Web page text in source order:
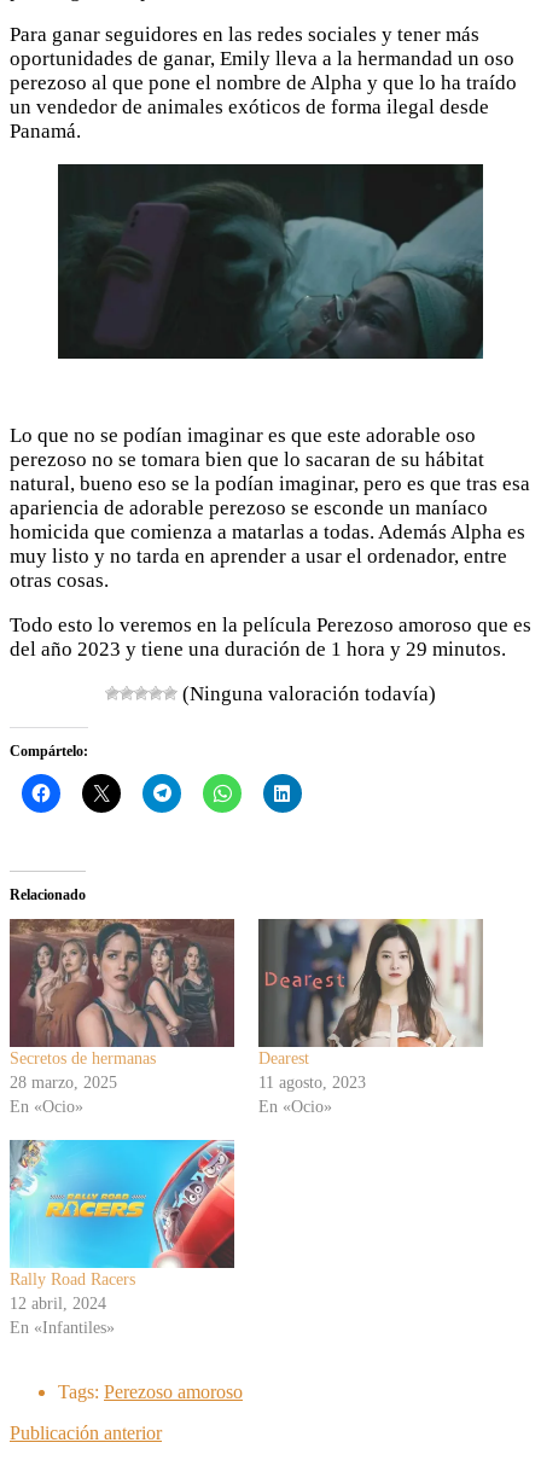
Para ganar seguidores en las redes sociales y tener más
oportunidades de ganar, Emily lleva a la hermandad un oso
perezoso al que pone el nombre de Alpha y que lo ha traído
un vendedor de animales exóticos de forma ilegal desde
Panamá.
Lo que no se podían imaginar es que este adorable oso
perezoso no se tomara bien que lo sacaran de su hábitat
natural, bueno eso se la podían imaginar, pero es que tras esa
apariencia de adorable perezoso se esconde un maníaco
homicida que comienza a matarlas a todas. Además Alpha es
muy listo y no tarda en aprender a usar el ordenador, entre
otras cosas.
Todo esto lo veremos en la película Perezoso amoroso que es
del año 2023 y tiene una duración de 1 hora y 29 minutos.
(Ninguna valoración todavía)
Compártelo:
Relacionado
Secretos de hermanas
28 marzo, 2025
En «Ocio»
Dearest
11 agosto, 2023
En «Ocio»
Rally Road Racers
12 abril, 2024
En «Infantiles»
Tags: Perezoso amoroso
Publicación anterior